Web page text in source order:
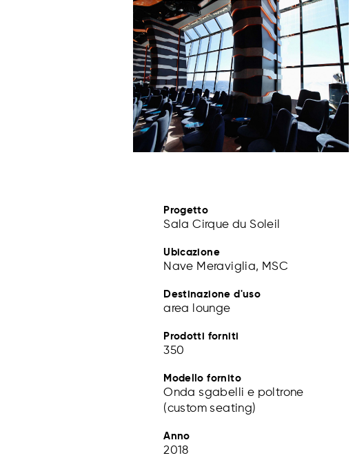
Progetto
Sala Cirque du Soleil
Ubicazione
Nave Meraviglia, MSC
Destinazione d'uso
area lounge
Prodotti forniti
350
Modello fornito
Onda sgabelli e poltrone
(custom seating)
Anno
2018